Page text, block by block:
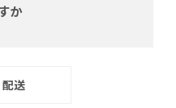
か
配送